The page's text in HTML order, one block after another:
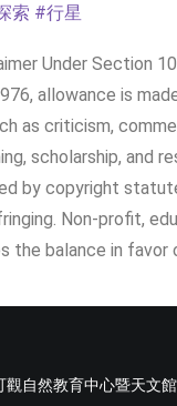
索 #行星
Under Section
allowance is
as criticism,
scholarship, and
by copyright
Non-profit,
the balance in favor
自然教育中心暨天文